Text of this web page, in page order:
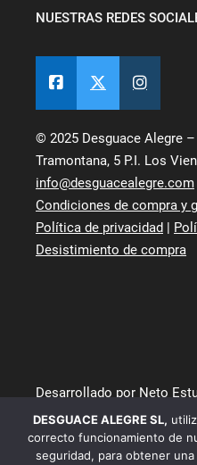
NUESTRAS REDES
© 2025 Desguace Alegre
Tramontana, 5 P.I. Los
info@desguacealegre.com
Condiciones de compra y
Política de privacidad |
Desistimiento de compra
Desarrollado por Neto
DESGUACE ALEGRE SL,
correcto funcionamiento de
seguridad, para obtener